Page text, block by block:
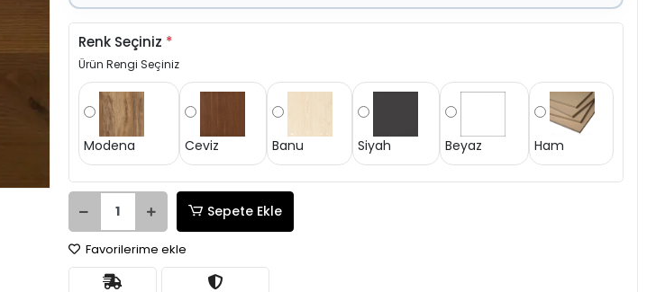
Renk Seçiniz *
Ürün Rengi Seçiniz
Modena Ceviz Banu Siyah Beyaz Ham
Sepete Ekle
Favorilerime ekle